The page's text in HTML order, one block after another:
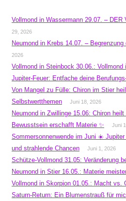
Vollmond in Wassermann 29.07. – DER
29, 2026
Neumond in Krebs 14.07. –
2026
Vollmond in Steinbock 30.06.:
Jupiter-Feuer: Entfache deine
Von Mangel zu Fülle: Chiron im Stier
Selbstwertthemen
Juni 18, 2026
Neumond in Zwillinge 15.06: Chiron
Bewusstsein erschafft Materie ✨
Juni
Sommersonnenwende im Juni ☀️
und strahlende Chancen
Juni 1, 2026
Schütze-Vollmond 31.05: Veränderung
Neumond in Stier 16.05.: Materie
Vollmond in Skorpion 01.05.: Macht vs.
Saturn-Return: Ein Blumenstrauß für